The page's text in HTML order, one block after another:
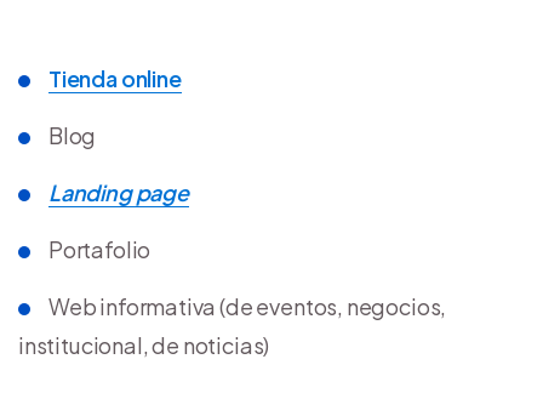
Tienda online
Blog
Landing page
Portafolio
Web informativa (de eventos, negocios,
institucional, de noticias)